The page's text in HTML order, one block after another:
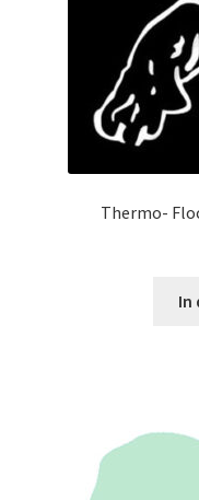
Thermo-
In